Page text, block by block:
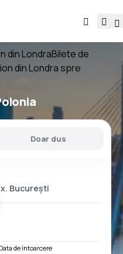
din LondraBilete de
din Londra spre
Doar dus
Data de întoarcere